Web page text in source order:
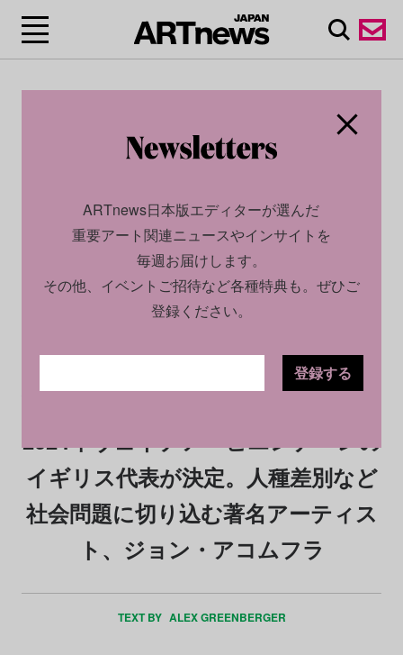
2023.01.25
2024年ヴェネチア・ビエンナーレの
イギリス代表が決定。人種差別など
社会問題に切り込む著名アーティス
ト、ジョン・アコムフラ
TEXT BY ALEX GREENBERGER
ARTnews日本版エディターが選んだ
重要アート関連ニュースやインサイトを
毎週お届けします。
その他、イベントご招待など各種特典も。ぜひご
登録ください。
登録する